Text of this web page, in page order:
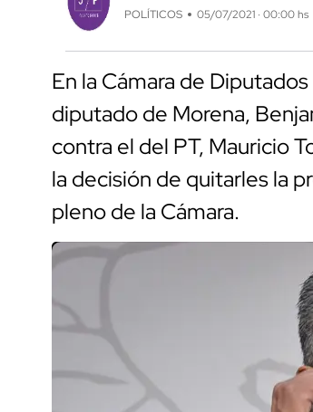
POLÍTICOS 05/07/2021 · 00:00 hs
En la Cámara de
diputado de Morena,
contra el del PT, Mauricio
la decisión de quitarles la
pleno de la Cámara.